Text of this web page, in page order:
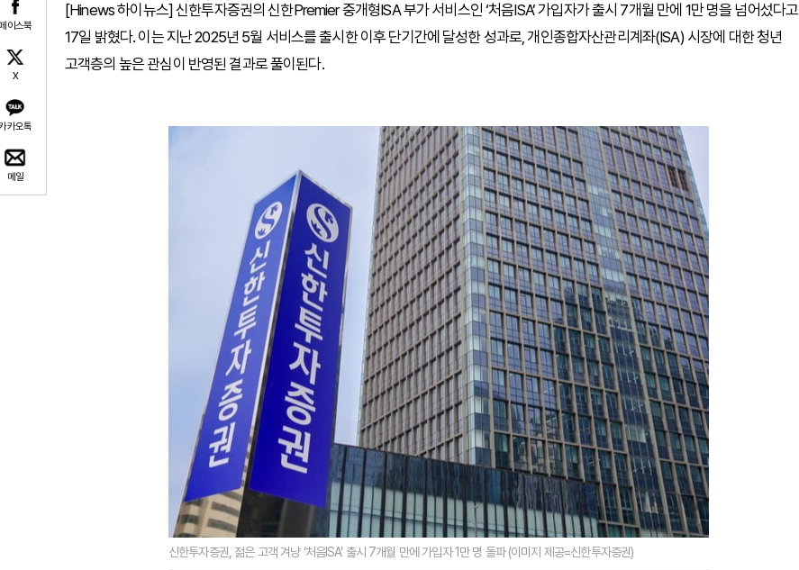
이스북
X
카오톡
메일
[Hinews 하이뉴스] 신한투자증권의 신한Premier 중개형ISA 부가 서비스인 ‘처음ISA’ 가입자가 출시 7개월 만에 1만 명을 넘어섰다고
17일 밝혔다. 이는 지난 2025년 5월 서비스를 출시한 이후 단기간에 달성한 성과로, 개인종합자산관리계좌(ISA) 시장에 대한 청년
고객층의 높은 관심이 반영된 결과로 풀이된다.
신한투자증권, 젊은 고객 겨냥 ‘처음ISA’ 출시 7개월 만에 가입자 1만 명 돌파 (이미지 제공=신한투자증권)